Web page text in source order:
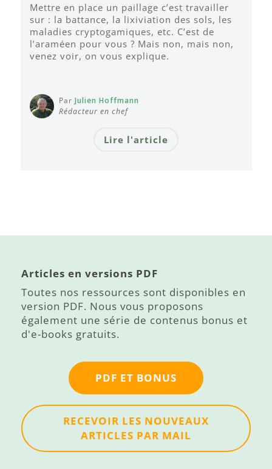
Mettre en place un paillage c’est travailler
sur : la battance, la lixiviation des sols, les
maladies cryptogamiques, etc. C’est de
l’araméen pour vous ? Mais non, mais non,
venez voir, on vous explique.
Par Julien Hoffmann
Rédacteur en chef
Lire l'article
Articles en versions PDF
Toutes nos ressources sont disponibles en
version PDF. Nous vous proposons
également une série de contenus bonus et
d'e-books gratuits.
PDF ET BONUS
RECEVOIR LES NOUVEAUX
ARTICLES PAR MAIL